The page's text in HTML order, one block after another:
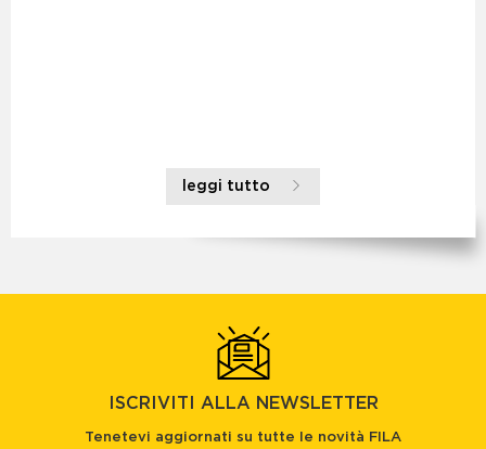
leggi tutto
ISCRIVITI ALLA NEWSLETTER
Tenetevi aggiornati su tutte le novità FILA